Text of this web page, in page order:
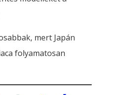
mert Japán
folyamatosan